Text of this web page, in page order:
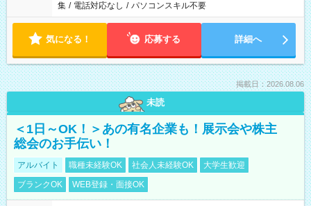
集 / 電話対応なし / パソコンスキル不要
気になる！ 応募する 詳細へ
掲載日：2026.08.06
未読
＜1日～OK！＞あの有名企業も！展示会や株主
総会のお手伝い！
アルバイト 職種未経験OK 社会人未経験OK
大学生歓迎
ブランクOK
WEB登録・面接OK